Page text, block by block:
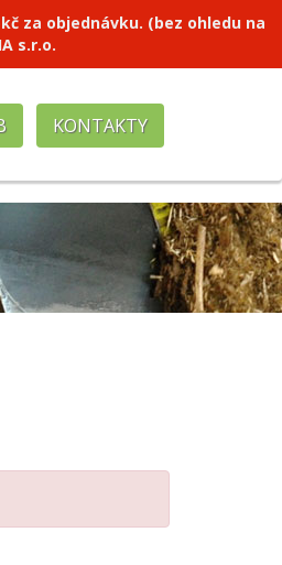
kč za objednávku. (bez ohledu na
s.r.o.
KONTAKTY